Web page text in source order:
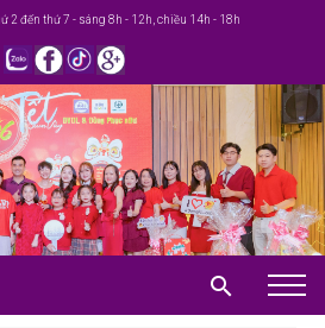
2 đến thứ 7 - sáng 8h - 12h, chiều 14h - 18h